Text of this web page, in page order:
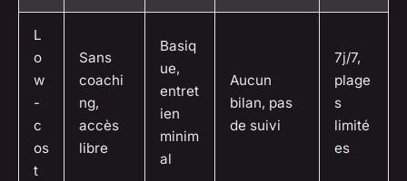
L
o
w
-
c
os
t
Sans
coachi
ng,
accès
libre
Basiq
ue,
entret
ien
minim
al
Aucun
bilan, pas
de suivi
7j/7,
plage
s
limité
es